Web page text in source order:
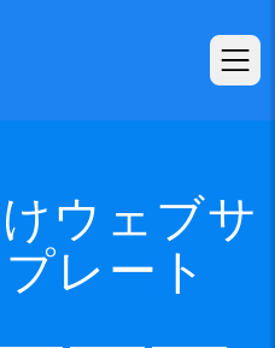
ウェブサ
レート